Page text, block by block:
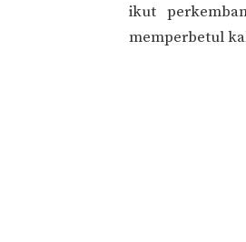
ikut
memperbetul